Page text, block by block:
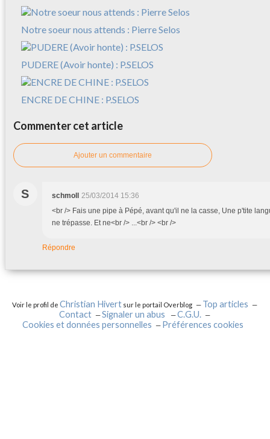
Notre soeur nous attends : Pierre Selos
PUDERE (Avoir honte) : P.SELOS
ENCRE DE CHINE : P.SELOS
Commenter cet article
Ajouter un commentaire
S schmoll
25/03/2014 15:36
<br /> Fais une pipe à Pépé, avant qu'il ne la casse, Une p'tite
ne trépasse. Et ne<br /> ...<br /> <br />
Répondre
Voir le profil deChristian Hivert sur le portail Overblog
Top articles
Contact
Signaler un abus
C.G.U.
Cookies et données personnelles
Préférences cookies